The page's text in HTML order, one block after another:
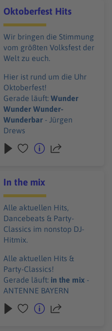
Oktoberfest Hits
Wir bringen die Stimmung
vom größten Volksfest der
Welt zu euch.
Hier ist rund um die Uhr
Oktoberfest!
Gerade läuft: Wunder
Wunder Wunder-
Wunderbar - Jürgen
Drews
In the mix
Alle aktuellen Hits,
Dancebeats & Party-
Classics im nonstop DJ-
Hitmix.
Alle aktuellen Hits &
Party-Classics!
Gerade läuft: in the mix -
ANTENNE BAYERN